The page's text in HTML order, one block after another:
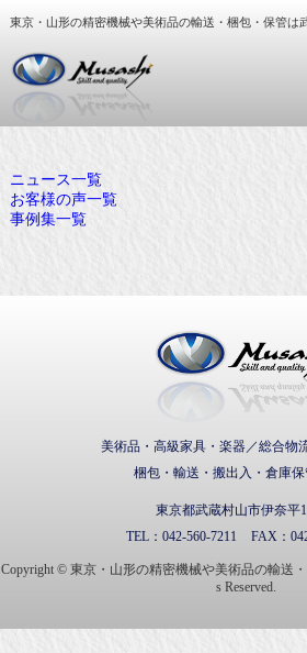
東京・山形の精密機械や美術品の輸送・梱包・保管は
大型精密機械・美術
ニュース一覧
お客様の声一覧
事例集一覧
美術品・高級家具・楽器／総合物
梱包・輸送・搬出入・倉庫
東京都武蔵村山市伊奈平
TEL： 042-560-7211 FAX：
Copyright © 東京・山形の精密機械や美術品の輸送
s Reserved.